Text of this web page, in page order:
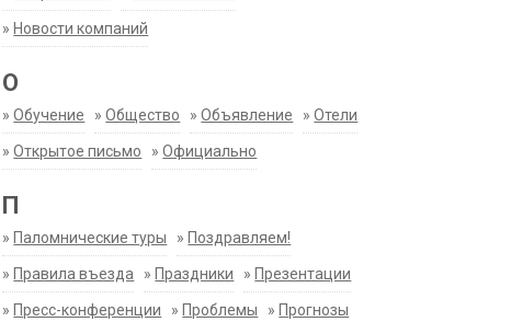
» Новости компаний
О
»Обучение »Общество »Объявление »Отели
»Открытое письмо »Официально
П
» Паломнические туры » Поздравляем!
» Правила въезда » Праздники » Презентации
» Пресс-конференции » Проблемы » Прогнозы